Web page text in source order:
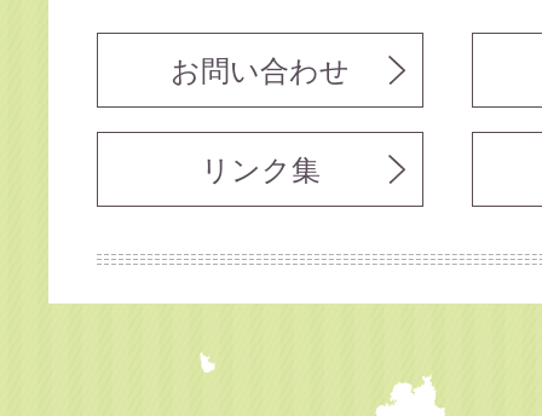
お問い合わせ
リンク集